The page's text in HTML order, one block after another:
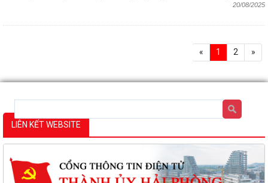
20/08/2025
« 1 2 »
LIÊN KẾT WEBSITE